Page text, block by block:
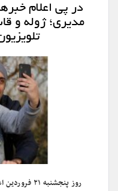
در پی اعلام
مدیری؛ ژوله و
روز